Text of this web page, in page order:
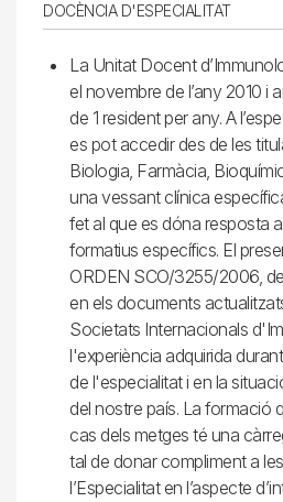
DOCÈNCIA D'ESPECIALITAT
La Unitat Docent
el novembre de l’any 2010 i
de 1 resident per any. A
es pot accedir des de les
Biologia, Farmàcia,
una vessant clínica
fet al que es dóna resposta
formatius específics. El
ORDEN SCO/3255/2006,
en els documents
Societats Internacionals
l'experiència adquirida
de l'especialitat i en la
del nostre país. La formació
cas dels metges té una
tal de donar compliment a
l’Especialitat en l’aspecte